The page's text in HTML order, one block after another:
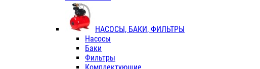
ТРОЙНИКИ ПЕРЕХОДНЫЕ /
ТРОЙНИКИ С ВНУТРЕННЕЙ РЕЗЬБОЙ
КОЛЬЦА РЕЗИНОВЫЕ
НАСОСЫ, БАКИ, ФИЛЬТРЫ
Насосы
Баки
Фильтры